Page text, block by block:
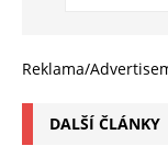
Reklama/
DALŠÍ ČLÁNKY